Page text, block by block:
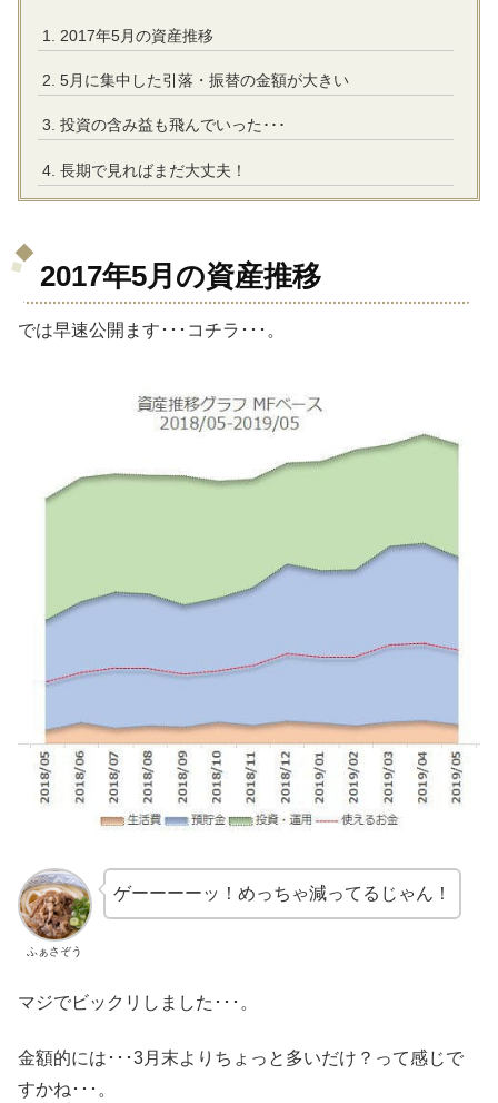
2017年5月の資産推移
5月に集中した引落・振替の金額が大きい
投資の含み益も飛んでいった･･･
長期で見ればまだ大丈夫！
2017年5月の資産推移
では早速公開ます･･･コチラ･･･。
ふぁさぞう
ゲーーーーッ！めっちゃ減ってるじゃん！
マジでビックリしました･･･。
金額的には･･･3月末よりちょっと多いだけ？って感じで
すかね･･･。